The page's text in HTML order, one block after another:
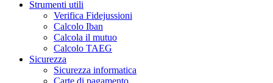
Strumenti utili
Verifica Fidejussioni
Calcolo Iban
Calcola il mutuo
Calcolo TAEG
Sicurezza
Sicurezza informatica
Carte di pagamento